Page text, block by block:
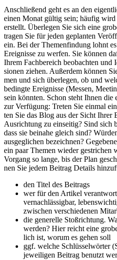
Anschlie­ßend geht es an den
einen Monat gül­tig sein; häu­fig
erstellt. Über­le­gen Sie sich eine
tra­gen Sie für jeden geplan­ten
ein. Bei der The­men­fin­dung lohnt
Ereig­nis­se zu wer­fen. Sie kön­nen
Ihrem Fach­be­reich beob­ach­ten
sio­nen zie­hen. Außer­dem kön­nen
men und sich über­le­gen, ob und
be­ding­te Ereig­nis­se (Mes­sen,
sein könn­ten. Schon steht Ihnen
zur Ver­fü­gung: Tre­ten Sie ein­mal
ten Sie das Blog aus der Sicht Ihrer
Aus­rich­tung zu ein­sei­tig? Sind sich
dass sie bei­na­he gleich sind?
aus­ge­gli­chen bezeich­nen?
ein paar The­men wie­der gestri­chen
Vor­gang so lan­ge, bis der Plan
nen Sie jedem Bei­trag Details
den Titel des Bei­trags
wer für den Arti­kel
ver­nach­läs­sig­bar,
zwi­schen ver­schie­de­nen
die gene­rel­le Stoß­rich­tung.
wer­den? Hier reicht eine
lich ist, wor­um es gehen soll
ggf. wel­che Schlüs­sel­wör­ter
jewei­li­gen Bei­trag benutzt